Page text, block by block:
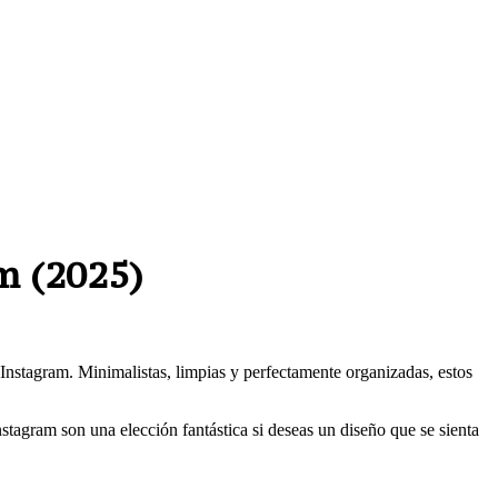
(2025)
Minimalistas, limpias y perfectamente organizadas, estos
son una elección fantástica si deseas un diseño que se sienta